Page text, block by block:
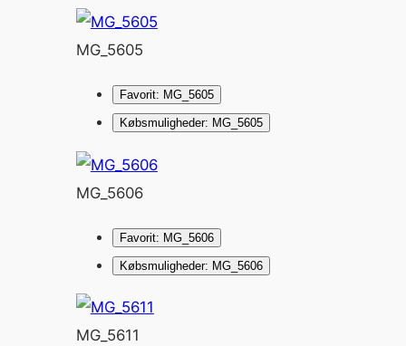
MG_5605
Favorit: MG_5605
Købsmuligheder: MG_5605
MG_5606
Favorit: MG_5606
Købsmuligheder: MG_5606
MG_5611